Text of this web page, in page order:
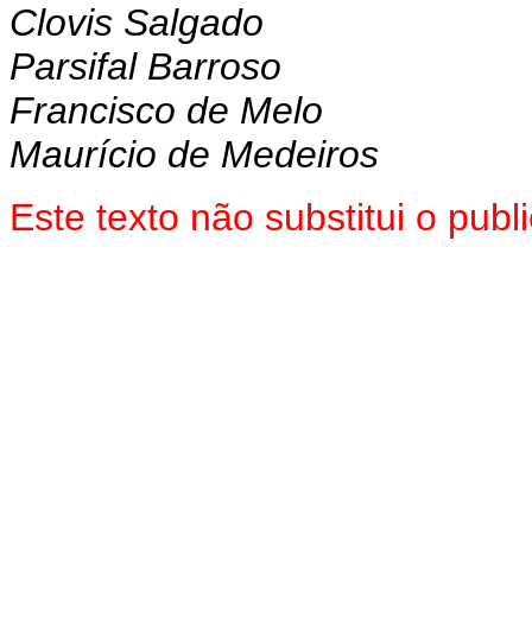
Clovis Salgado
Parsifal Barroso
Francisco de Melo
Maurício de Medeiros
Este texto não substitui o